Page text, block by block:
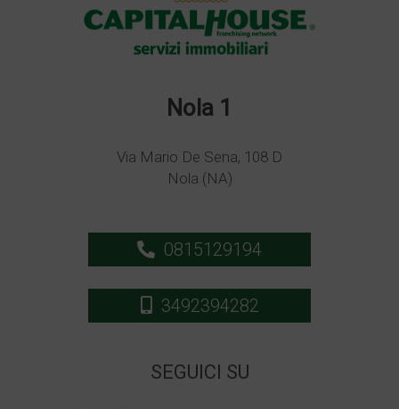
Nola 1
Via Mario De Sena, 108 D
Nola (NA)
0815129194
3492394282
SEGUICI SU